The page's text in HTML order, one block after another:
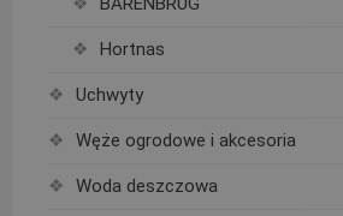
Hortnas
Uchwyty
Węże ogrodowe i akcesoria
Woda deszczowa